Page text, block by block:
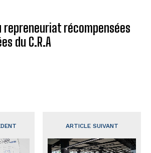
repreneuriat récompensées
du C.R.A
ARTICLE SUIVANT